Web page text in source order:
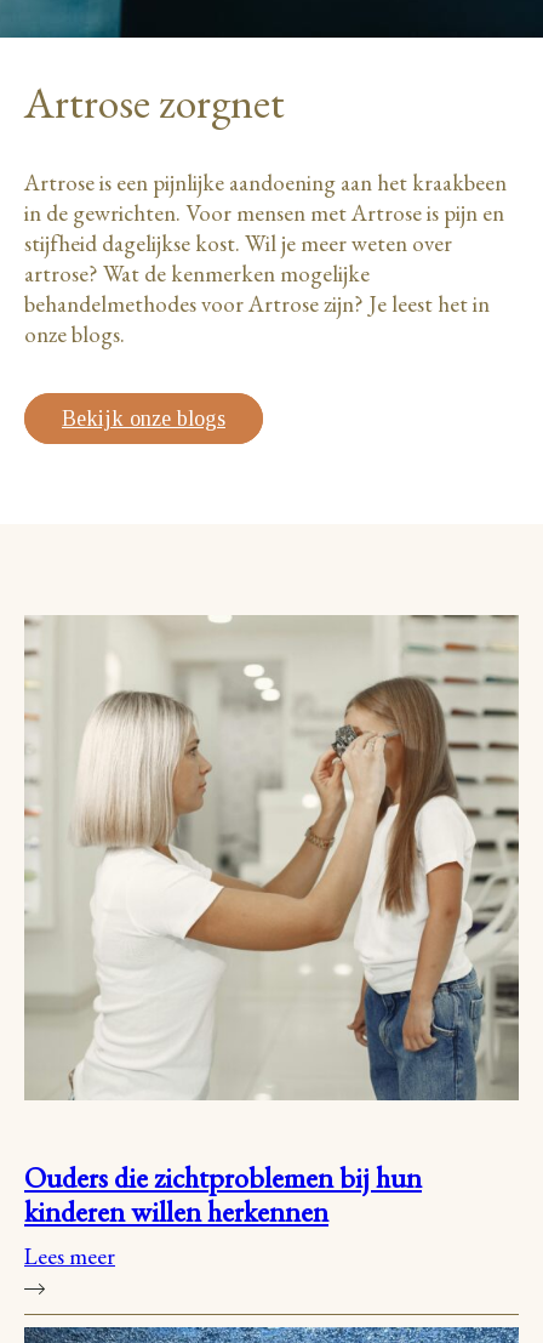
Artrose zorgnet
Artrose is een pijnlijke aandoening aan het kraakbeen
in de gewrichten. Voor mensen met Artrose is pijn en
stijfheid dagelijkse kost. Wil je meer weten over
artrose? Wat de kenmerken mogelijke
behandelmethodes voor Artrose zijn? Je leest het in
onze blogs.
Bekijk onze blogs
Ouders die zichtproblemen bij hun
kinderen willen herkennen
Lees meer